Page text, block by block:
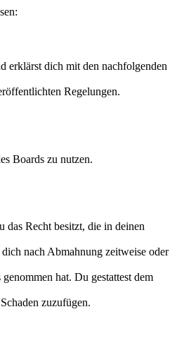
erklärst dich mit den nachfolgenden
Regelungen.
Boards zu nutzen.
das Recht besitzt, die in deinen
nach Abmahnung zeitweise oder
hat. Du gestattest dem
zuzufügen.